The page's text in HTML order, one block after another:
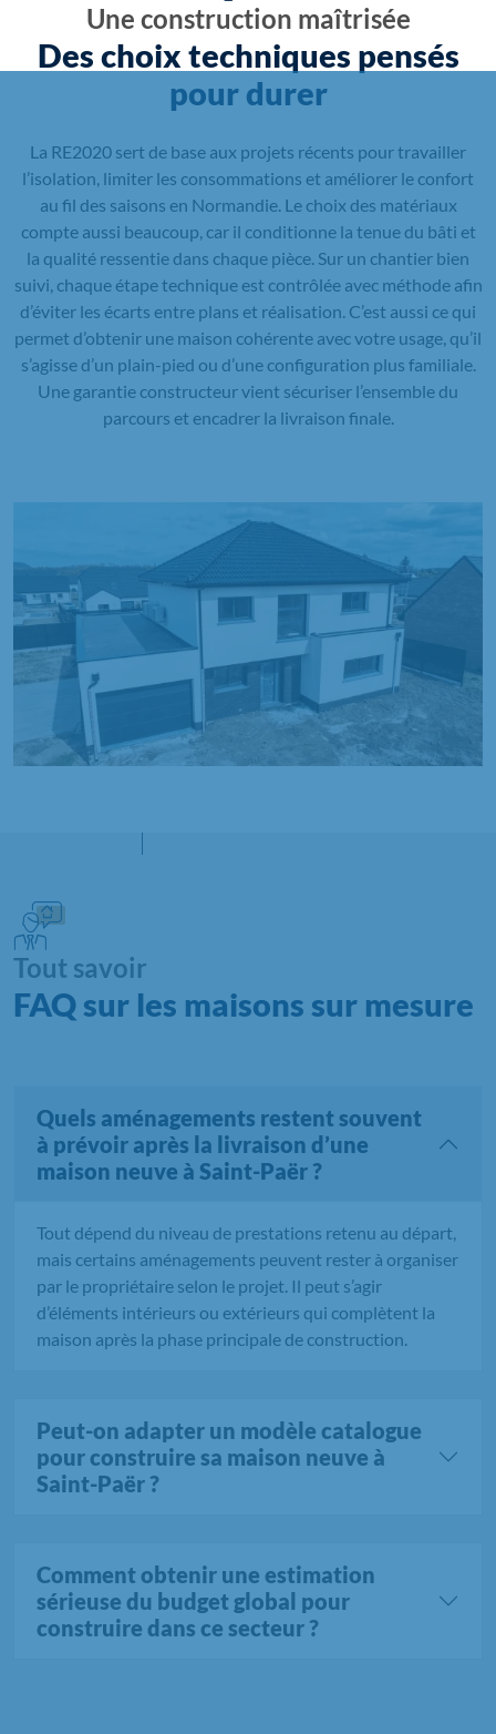
Une construction maîtrisée
Des choix techniques pensés
pour durer
La RE2020 sert de base aux projets récents pour travailler
l’isolation, limiter les consommations et améliorer le confort
au fil des saisons en Normandie. Le choix des matériaux
compte aussi beaucoup, car il conditionne la tenue du bâti et
la qualité ressentie dans chaque pièce. Sur un chantier bien
suivi, chaque étape technique est contrôlée avec méthode afin
d’éviter les écarts entre plans et réalisation. C’est aussi ce qui
permet d’obtenir une maison cohérente avec votre usage, qu’il
s’agisse d’un plain-pied ou d’une configuration plus familiale.
Une garantie constructeur vient sécuriser l’ensemble du
parcours et encadrer la livraison finale.
Tout savoir
FAQ sur les maisons sur mesure
Quels aménagements restent souvent
à prévoir après la livraison d’une
maison neuve à Saint-Paër ?
Tout dépend du niveau de prestations retenu au départ,
mais certains aménagements peuvent rester à organiser
par le propriétaire selon le projet. Il peut s’agir
d’éléments intérieurs ou extérieurs qui complètent la
maison après la phase principale de construction.
Peut-on adapter un modèle catalogue
pour construire sa maison neuve à
Saint-Paër ?
Comment obtenir une estimation
sérieuse du budget global pour
construire dans ce secteur ?